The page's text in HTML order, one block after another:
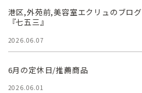
港区,外苑前,美容室エクリュのブログ
『七五三』
2026.06.07
6月の定休日/推薦商品
2026.06.01